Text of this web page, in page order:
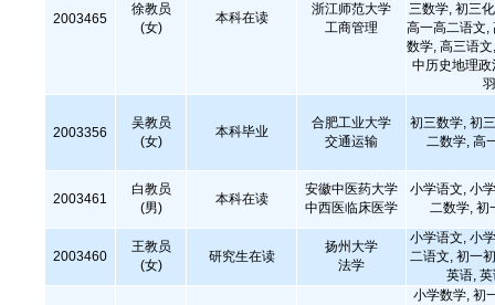
2003465
徐教员
(女)
本科在读
浙江师范大学
工商管理
三数学, 初三
高一高二语文,
数学, 高三语
中历史地理政
2003356
吴教员
(女)
本科毕业
合肥工业大学
交通运输
初三数学, 初
二数学, 高
2003461
白教员
(男)
本科在读
安徽中医药大学
中西医临床医学
小学语文, 小
二数学, 初
2003460
王教员
(女)
研究生在读
扬州大学
法学
小学语文, 小
二语文, 初一
英语,
小学数学, 初